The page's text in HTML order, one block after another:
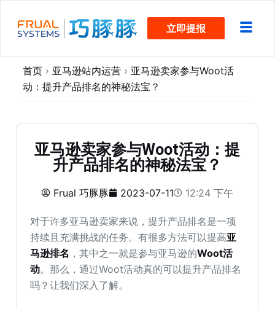
过
立即提报
首页 › 亚马逊站内运营 › 亚马逊卖家参与Woot活
动：提升产品排名的神秘法宝？
亚马逊卖家参与Woot活动：提
升产品排名的神秘法宝？
Frual 巧豚豚 2023-07-11 12:24 下午
对于许多亚马逊卖家来说，提升产品排名是一项
持续且充满挑战的任务。有很多方法可以提高亚
马逊排名 ，其中之一就是参与亚马逊的Woot活
动。那么，通过Woot活动真的可以提升产品排名
吗？让我们深入了解。